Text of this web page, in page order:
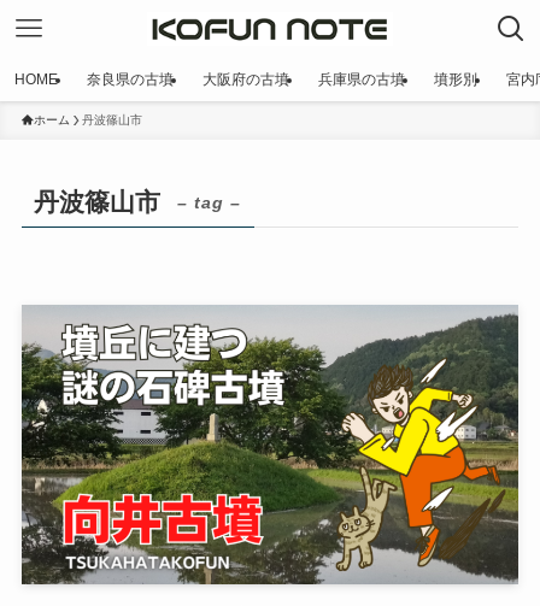
HOME 奈良県の古墳 大阪府の古墳 兵庫県の古墳 墳形別 宮内
ホーム 丹波篠山市
丹波篠山市 – tag –